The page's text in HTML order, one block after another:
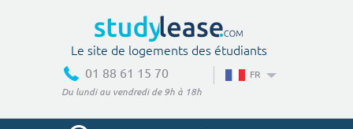
Le site de logements des étudiants
01 88 61 15 70
Du lundi au vendredi de 9h à 18h
FR